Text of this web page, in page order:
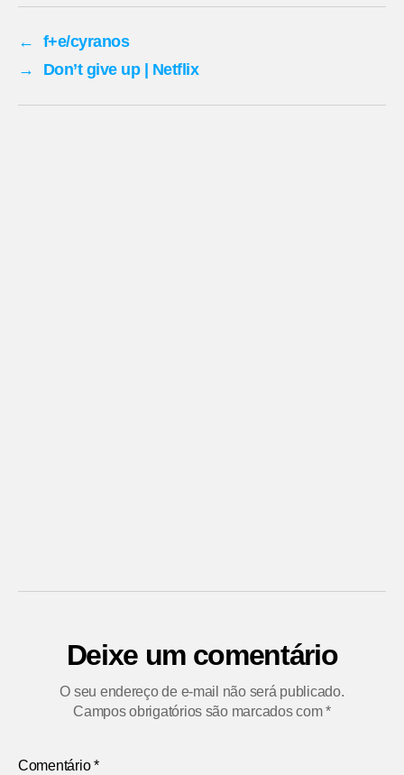
←
f+e/cyranos
→
Don’t give up | Netflix
Deixe um comentário
O seu endereço de e-mail não será publicado.
Campos obrigatórios são marcados com*
Comentário*